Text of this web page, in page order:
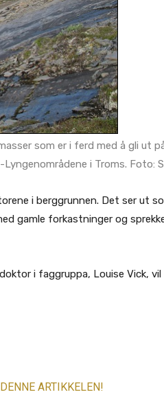
som er i ferd med å gli ut
i Troms. Foto:
i berggrunnen. Det ser ut
gamle forkastninger og
i faggruppa, Louise Vick, vil
ARTIKKELEN!